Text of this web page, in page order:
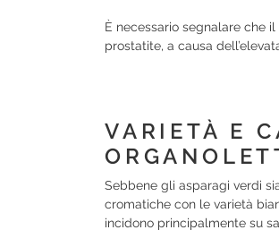
È necessario segnalare che
prostatite, a causa
VARIETÀ E
Sebbene gli asparagi verdi
cromatiche con le varietà
incidono principalmente su